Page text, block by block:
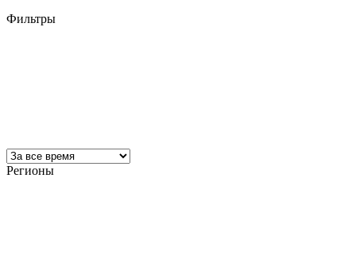
Фильтры
Регионы